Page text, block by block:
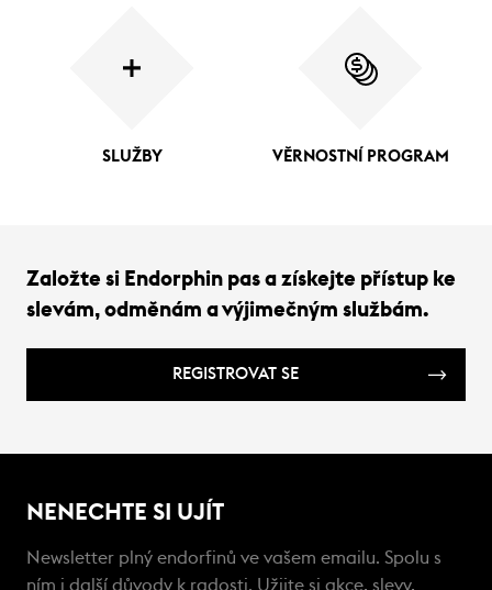
SLUŽBY VĚRNOSTNÍ PROGRAM
Založte si Endorphin pas a získejte přístup ke
slevám, odměnám a výjimečným službám.
REGISTROVAT SE
NENECHTE SI UJÍT
Newsletter plný endorfinů ve vašem emailu. Spolu s
ním i další důvody k radosti. Užijte si akce, slevy,